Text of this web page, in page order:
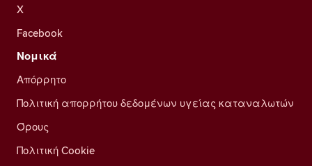
X
Facebook
Νομικά
Απόρρητο
Πολιτική απορρήτου δεδομένων υγείας καταναλωτών
Όρους
Πολιτική Cookie